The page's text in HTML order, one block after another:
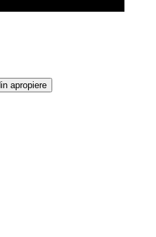
apropiere